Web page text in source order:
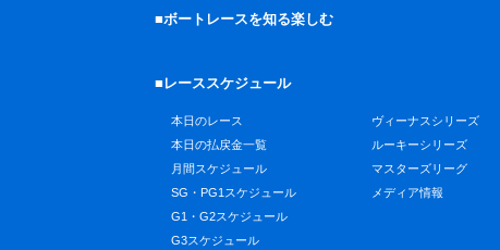
■ボートレースを知る楽しむ
■レーススケジュール
本日のレース
本日の払戻金一覧
月間スケジュール
SG・PG1スケジュール
G1・G2スケジュール
G3スケジュール
ヴィーナスシリーズ
ルーキーシリーズ
マスターズリーグ
メディア情報